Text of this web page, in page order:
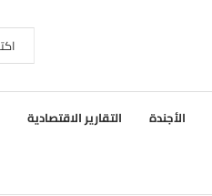
الأجندة التقارير الاقتصادية